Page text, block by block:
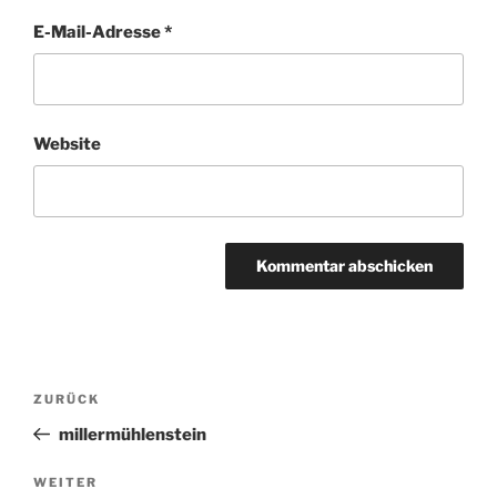
E-Mail-Adresse*
Website
Beitragsnavigation
Vorheriger
Beitrag
ZURÜCK
millermühlenstein
Nächster
WEITER